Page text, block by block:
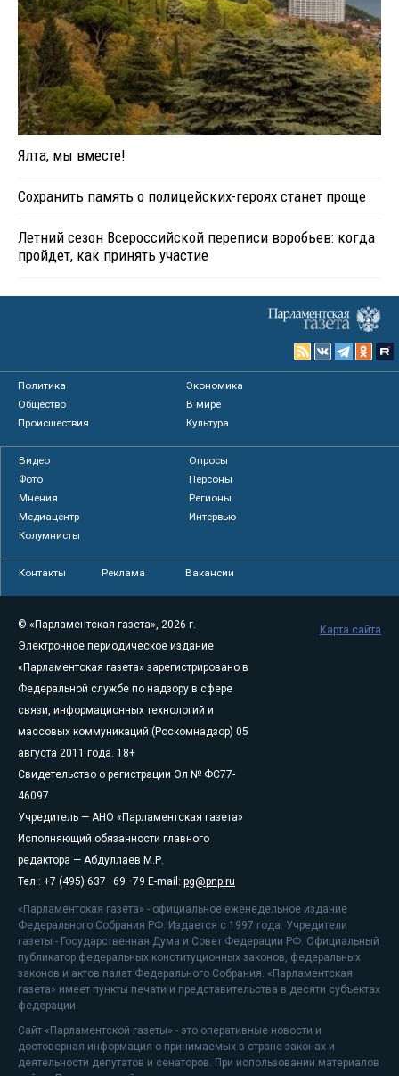
Ялта, мы вместе!
Сохранить память о полицейских-героях станет проще
Летний сезон Всероссийской переписи воробьев: когда
пройдет, как принять участие
Политика
Экономика
Общество
В мире
Происшествия
Культура
Видео
Опросы
Фото
Персоны
Мнения
Регионы
Медиацентр
Интервью
Колумнисты
Контакты Реклама Вакансии
© «Парламентская газета», 2026 г.
Электронное периодическое издание
«Парламентская газета» зарегистрировано в
Федеральной службе по надзору в сфере
связи, информационных технологий и
массовых коммуникаций (Роскомнадзор) 05
августа 2011 года. 18+
Свидетельство о регистрации Эл № ФС77-
46097
Учредитель — АНО «Парламентская газета»
Исполняющий обязанности главного
редактора — Абдуллаев М.Р.
Тел.: +7 (495) 637–69–79 E-mail: pg@pnp.ru
«Парламентская газета» - официальное еженедельное издание
Федерального Собрания РФ. Издается с 1997 года. Учредители
газеты - Государственная Дума и Совет Федерации РФ. Официальный
публикатор федеральных конституционных законов, федеральных
законов и актов палат Федерального Собрания. «Парламентская
газета» имеет пункты печати и представительства в десяти субъектах
федерации.
Сайт «Парламентской газеты» - это оперативные новости и
достоверная информация о принимаемых в стране законах и
деятельности депутатов и сенаторов. При использовании материалов
Карта сайта